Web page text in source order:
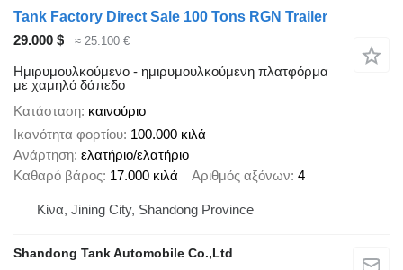
Tank Factory Direct Sale 100 Tons RGN Trailer
29.000 $
≈ 25.100 €
Ημιρυμουλκούμενο - ημιρυμουλκούμενη πλατφόρμα
με χαμηλό δάπεδο
Κατάσταση καινούριο
Ικανότητα φορτίου 100.000 κιλά
Ανάρτηση ελατήριο/ελατήριο
Καθαρό βάρος 17.000 κιλά Αριθμός αξόνων 4
Κίνα, Jining City, Shandong Province
Shandong Tank Automobile Co.,Ltd